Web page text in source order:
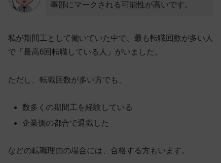
事部にマークされる可能性が高いです。
私が期間工として働いていた中で、最も転職回数が多い人
で 「最高6回転職している人」 がいました。
ただし、転職回数が多い方でも、
数多くの期間工を経験している
企業側の都合で退職した
などの転職理由の場合には、合格する方もいます。